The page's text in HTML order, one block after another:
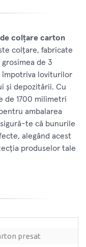
de colțare carton
colțare, fabricate
de 3
loviturilor
și depozitării. Cu
de 1700 milimetri
ambalarea
te că bunurile
alegând acest
produselor tale
presat